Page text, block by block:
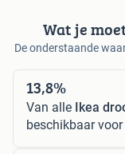
Wat je
De onderstaande
13,8%
Van alle Ikea
beschikbaar